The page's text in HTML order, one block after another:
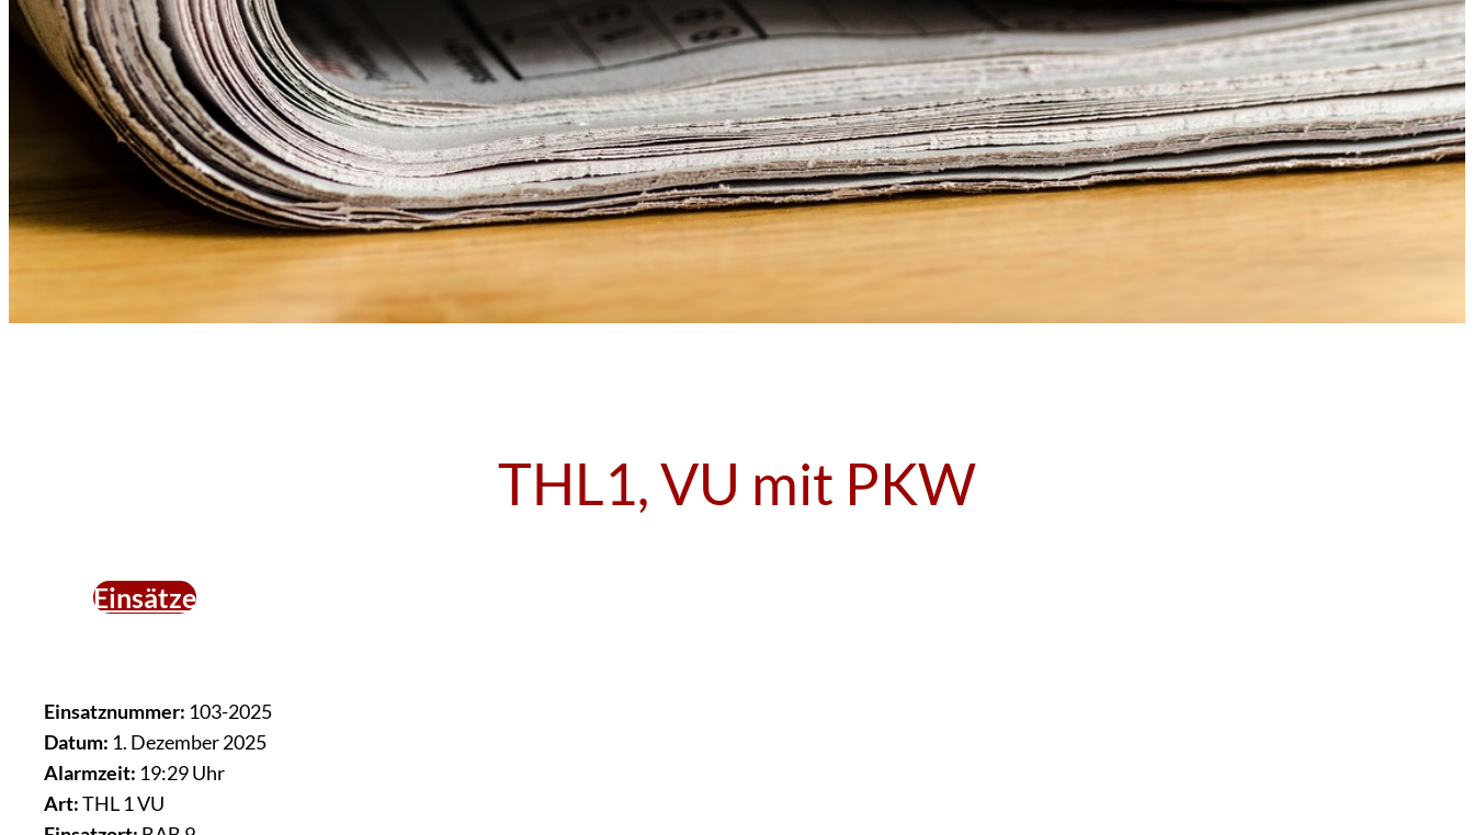
THL1, VU mit PKW
Einsätze
Einsatznummer: 103-2025
Datum: 1. Dezember 2025
Alarmzeit: 19:29 Uhr
Art:THL 1 VU